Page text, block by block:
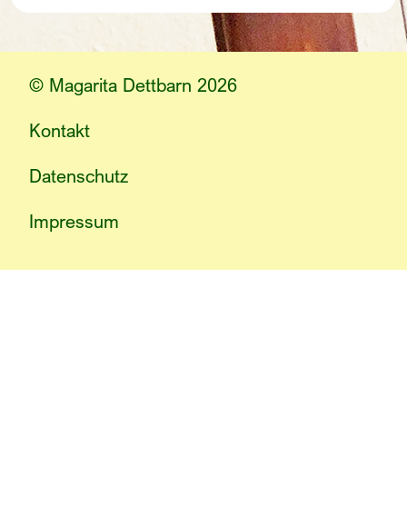
© Magarita Dettbarn 2026
Kontakt
Datenschutz
Impressum